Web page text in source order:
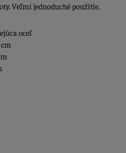
Veľmi jednoduché použitie.
oceľ